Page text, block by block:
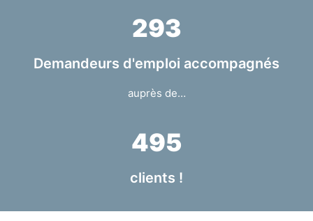
293
Demandeurs d'emploi accompagnés
auprès de…
495
clients !